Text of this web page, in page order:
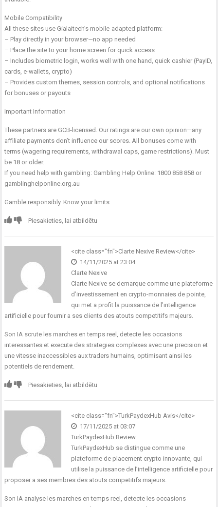
Mobile Compatibility
All these sites use Gialaitech’s mobile-adapted platform:
– Play directly in your browser—no app needed
– Place the site to your home screen for quick access
– Includes biometric login, works well with one hand, quick cashier (PayID,
cards, e-wallets, crypto)
– Provides custom themes, session controls, and optional notifications
for bonuses or payouts
Important Information
These partners are GCB-licensed. Our ratings are our own opinion—any
affiliate payments don’t influence our scores. All bonuses come with
terms (wagering requirements, withdrawal caps, game restrictions). Must
be 18 or older.
If you need help with gambling: Gambling Help Online: 1800 858 858 or
gamblinghelponline.org.au
Gamble responsibly. Know your limits.
Piesakieties, lai atbildētu
<cite class="fn">Clarte Nexive Review</cite>
14/11/2025 at 23:04
Clarte Nexive
Clarte Nexive se demarque comme une plateforme
d’investissement en crypto-monnaies de pointe,
qui met a profit la puissance de l’intelligence
artificielle pour fournir a ses clients des atouts competitifs majeurs.
Son IA scrute les marches en temps reel, detecte les occasions
interessantes et execute des strategies complexes avec une precision et
une vitesse inaccessibles aux traders humains, optimisant ainsi les
potentiels de rendement.
Piesakieties, lai atbildētu
<cite class="fn">TurkPaydexHub Avis</cite>
17/11/2025 at 03:07
TurkPaydexHub Review
TurkPaydexHub se distingue comme une
plateforme de placement crypto innovante, qui
utilise la puissance de l’intelligence artificielle pour
proposer a ses membres des atouts competitifs majeurs.
Son IA analyse les marches en temps reel, detecte les occasions